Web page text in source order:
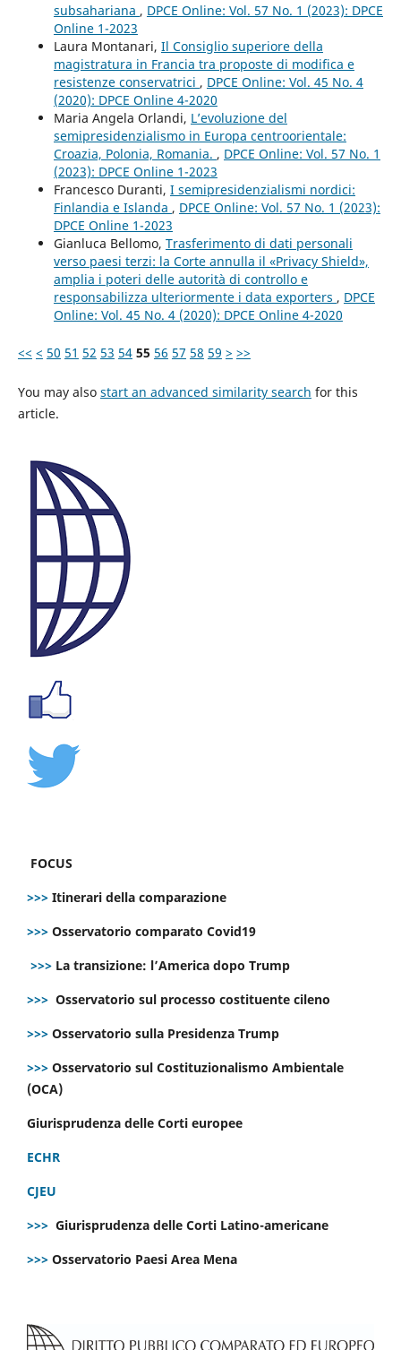
subsahariana , DPCE Online: Vol. 57 No. 1 (2023): DPCE
Online 1-2023
Laura Montanari, Il Consiglio superiore della
magistratura in Francia tra proposte di modifica e
resistenze conservatrici , DPCE Online: Vol. 45 No. 4
(2020): DPCE Online 4-2020
Maria Angela Orlandi, L’evoluzione del
semipresidenzialismo in Europa centroorientale:
Croazia, Polonia, Romania. , DPCE Online: Vol. 57 No. 1
(2023): DPCE Online 1-2023
Francesco Duranti, I semipresidenzialismi nordici:
Finlandia e Islanda , DPCE Online: Vol. 57 No. 1 (2023):
DPCE Online 1-2023
Gianluca Bellomo, Trasferimento di dati personali
verso paesi terzi: la Corte annulla il «Privacy Shield»,
amplia i poteri delle autorità di controllo e
responsabilizza ulteriormente i data exporters , DPCE
Online: Vol. 45 No. 4 (2020): DPCE Online 4-2020
<< < 50 51 52 53 54 55 56 57 58 59 > >>
You may also start an advanced similarity search for this
article.
FOCUS
>>> Itinerari della comparazione
>>> Osservatorio comparato Covid19
>>> La transizione: l’America dopo Trump
>>> Osservatorio sul processo costituente cileno
>>> Osservatorio sulla Presidenza Trump
>>> Osservatorio sul Costituzionalismo Ambientale
(OCA)
Giurisprudenza delle Corti europee
ECHR
CJEU
>>> Giurisprudenza delle Corti Latino-americane
>>> Osservatorio Paesi Area Mena